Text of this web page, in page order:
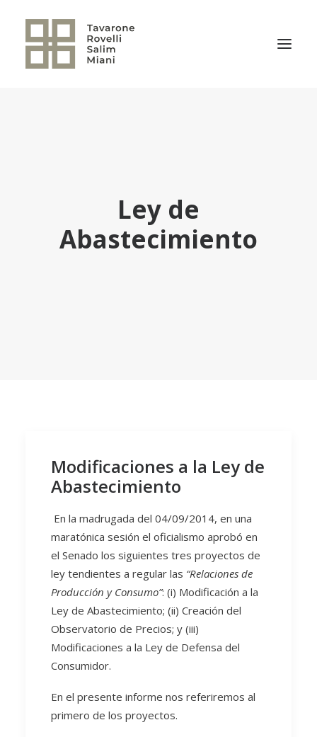
TRANSACCIONES RELEVANTES
CULTURA TRSM
Ley de
Abastecimiento
Modificaciones a la Ley de
Abastecimiento
En la madrugada del 04/09/2014, en una
maratónica sesión el oficialismo aprobó en
el Senado los siguientes tres proyectos de
ley tendientes a regular las “Relaciones de
Producción y Consumo”: (i) Modificación a la
Ley de Abastecimiento; (ii) Creación del
Observatorio de Precios; y (iii)
Modificaciones a la Ley de Defensa del
Consumidor.
En el presente informe nos referiremos al
primero de los proyectos.